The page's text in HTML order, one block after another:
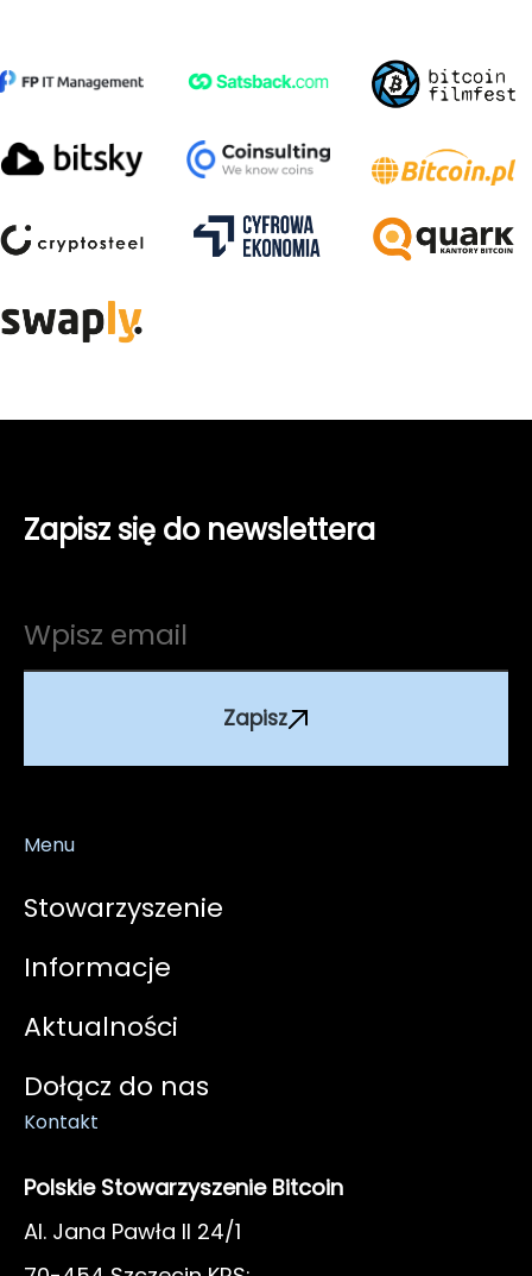
Zapisz się do newslettera
Zapisz
Menu
Stowarzyszenie
Informacje
Aktualności
Dołącz do nas
Kontakt
Polskie Stowarzyszenie Bitcoin
Al. Jana Pawła II 24/1